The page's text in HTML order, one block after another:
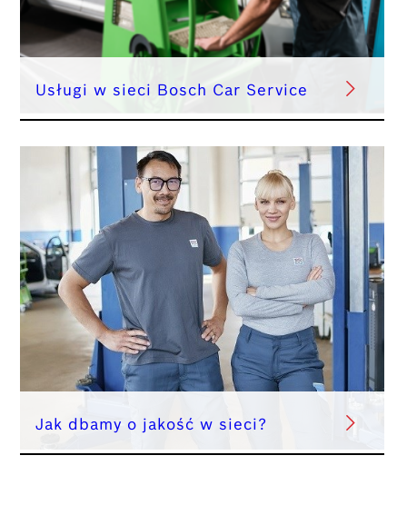
Usługi w sieci Bosch Car Service
Jak dbamy o jakość w sieci?